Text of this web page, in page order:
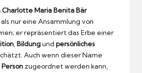
Charlotte Maria Benita Bär
nur eine Ansammlung von
er repräsentiert das Erbe einer
, Bildungund persönliches
Auch wenn dieser Name
zugeordnet werden kann,